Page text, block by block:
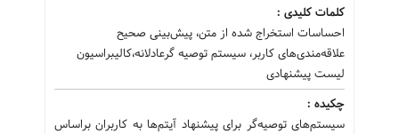
کلمات کلیدی :
احساسات استخراج شده از متن، پیش‌بینی صحیح
علاقه‌مندی‌های کاربر، سیستم توصیه گرعادلانه،کالیبراسیون
لیست پیشنهادی
چکیده :
سیستم‌های توصیه‌گر برای پیشنهاد آیتم‌ها به کاربران براساس